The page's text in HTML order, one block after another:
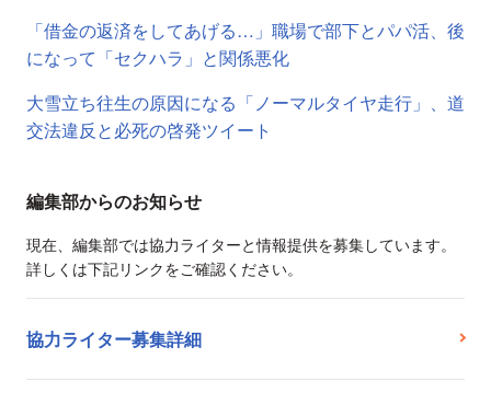
「借金の返済をしてあげる…」職場で部下とパパ活、後
になって「セクハラ」と関係悪化
大雪立ち往生の原因になる「ノーマルタイヤ走行」、道
交法違反と必死の啓発ツイート
編集部からのお知らせ
現在、編集部では協力ライターと情報提供を募集しています。
詳しくは下記リンクをご確認ください。
協力ライター募集詳細